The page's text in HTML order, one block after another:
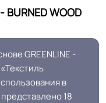
WOOD
GREENLINE -
в
18